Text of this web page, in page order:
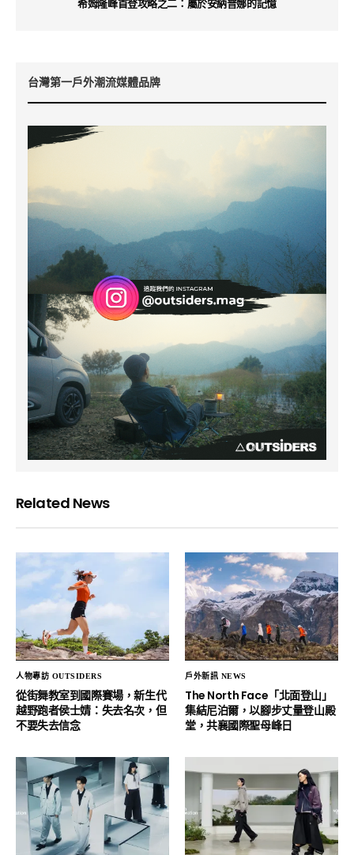
希姆隆峰首登攻略之二：屬於安納普娜的記憶
台灣第一戶外潮流媒體品牌
Related News
人物專訪 OUTSIDERS
從街舞教室到國際賽場，新生代
越野跑者侯士婧：失去名次，但
不要失去信念
戶外新訊 NEWS
The North Face「北面登山」
集結尼泊爾，以腳步丈量登山殿
堂，共襄國際聖母峰日